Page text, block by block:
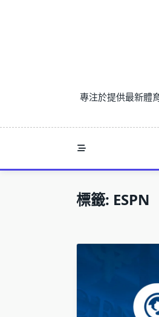
專注於提供最新體
標籤: ESPN